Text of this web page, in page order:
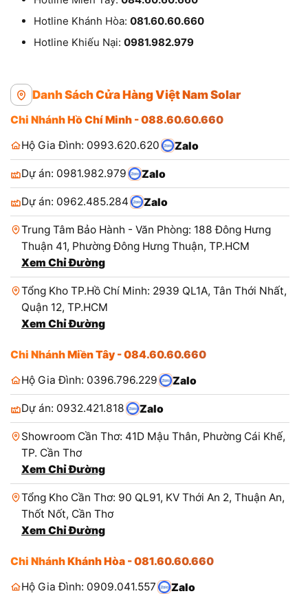
Hotline Khánh Hòa: 081.60.60.660
Hotline Khiếu Nại: 0981.982.979
Danh Sách Cửa Hàng Việt Nam Solar
Chi Nhánh Hồ Chí Minh - 088.60.60.660
Hộ Gia Đình: 0993.620.620
Zalo
Dự án: 0981.982.979 Zalo
Dự án: 0962.485.284 Zalo
Trung Tâm Bảo Hành - Văn Phòng: 188 Đông Hưng
Thuận 41, Phường Đông Hưng Thuận, TP.HCM
Xem Chỉ Đường
Tổng Kho TP.Hồ Chí Minh: 2939 QL1A, Tân Thới Nhất,
Quận 12, TP.HCM
Xem Chỉ Đường
Chi Nhánh Miền Tây - 084.60.60.660
Hộ Gia Đình: 0396.796.229
Zalo
Dự án: 0932.421.818 Zalo
Showroom Cần Thơ: 41D Mậu Thân, Phường Cái Khế,
TP. Cần Thơ
Xem Chỉ Đường
Tổng Kho Cần Thơ: 90 QL91, KV Thới An 2, Thuận An,
Thốt Nốt, Cần Thơ
Xem Chỉ Đường
Chi Nhánh Khánh Hòa - 081.60.60.660
Hộ Gia Đình: 0909.041.557
Zalo